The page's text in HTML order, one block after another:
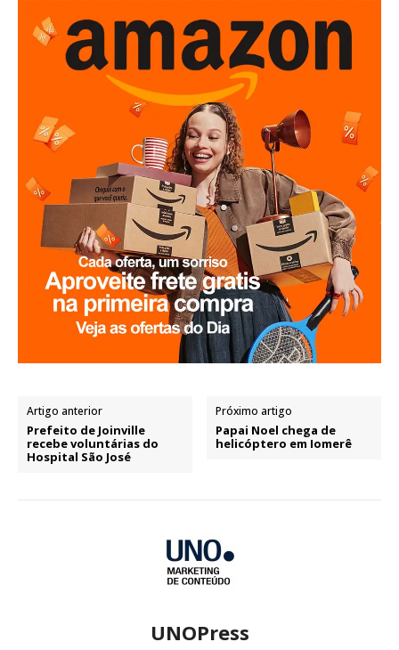
Artigo anterior
Prefeito de Joinville
recebe voluntárias do
Hospital São José
Próximo artigo
Papai Noel chega de
helicóptero em Iomerê
UNOPress